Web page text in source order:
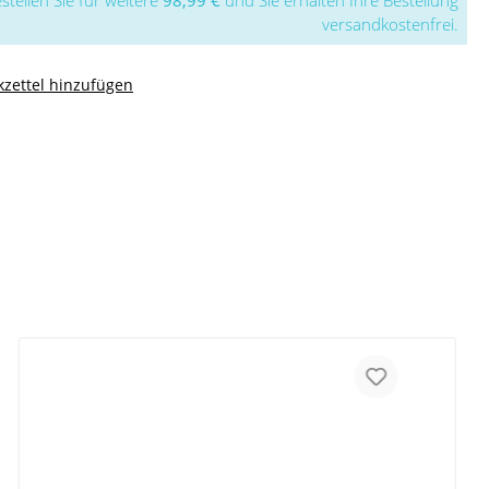
versandkostenfrei.
hinzufügen